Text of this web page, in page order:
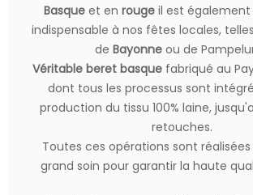
Basqueet en rougeil est également
indispensable à nos fêtes locales,
de Bayonne ou de
Véritable beret basque fabriqué au
dont tous les processus sont
production du tissu 100% laine,
retouches.
Toutes ces opérations sont
grand soin pour garantir la haute